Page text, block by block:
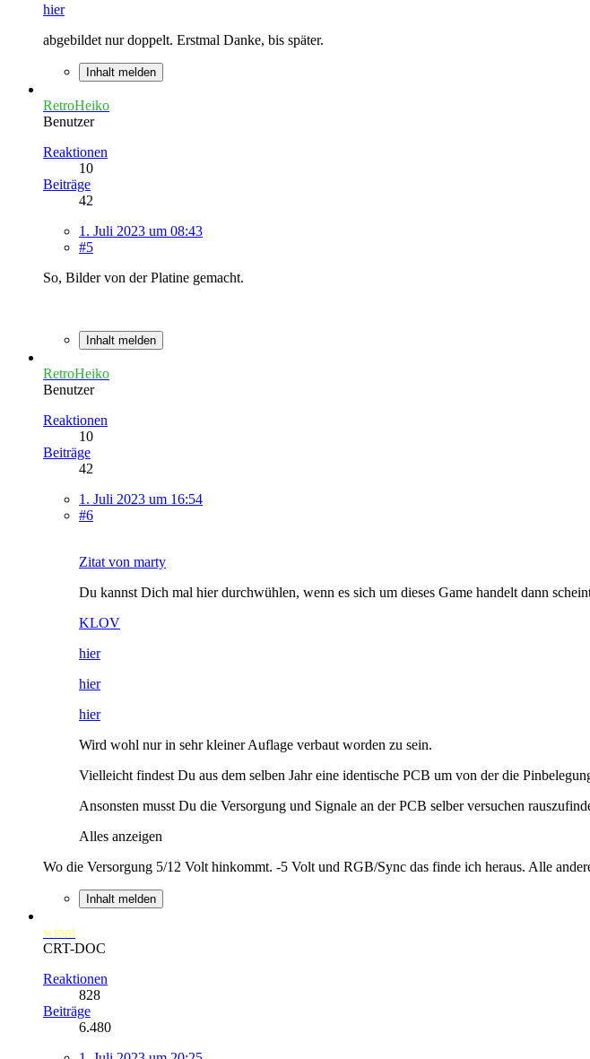
hier
abgebildet nur doppelt. Erstmal Danke, bis später.
Inhalt melden
RetroHeiko
Benutzer
Reaktionen
10
Beiträge
42
1. Juli 2023 um 08:43
#5
So, Bilder von der Platine gemacht.
Inhalt melden
RetroHeiko
Benutzer
Reaktionen
10
Beiträge
42
1. Juli 2023 um 16:54
#6
Zitat von marty
Du kannst Dich mal hier durchwühlen, wenn es sich um dieses Game handelt dann
KLOV
hier
hier
hier
Wird wohl nur in sehr kleiner Auflage verbaut worden zu sein.
Vielleicht findest Du aus dem selben Jahr eine identische PCB um von der die
Ansonsten musst Du die Versorgung und Signale an der PCB selber versuchen
Alles anzeigen
Wo die Versorgung 5/12 Volt hinkommt. -5 Volt und RGB/Sync das finde ich heraus. Alle
Inhalt melden
winni
CRT-DOC
Reaktionen
828
Beiträge
6.480